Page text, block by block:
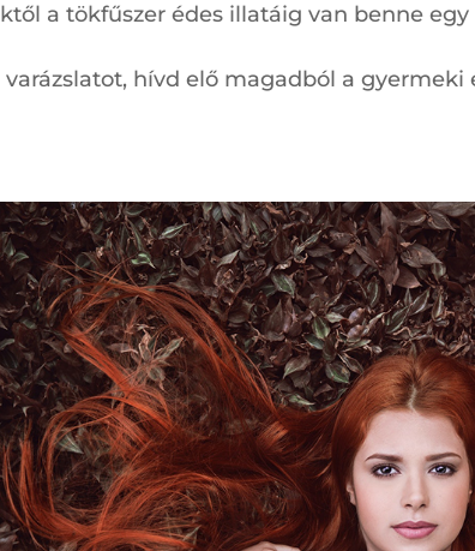
a tökfűszer édes illatáig van benne egy
varázslatot, hívd elő magadból a gyermeki